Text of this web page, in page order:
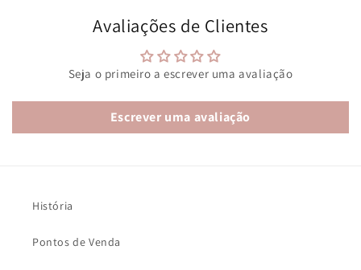
Avaliações de Clientes
Seja o primeiro a escrever uma avaliação
Escrever uma avaliação
História
Pontos de Venda